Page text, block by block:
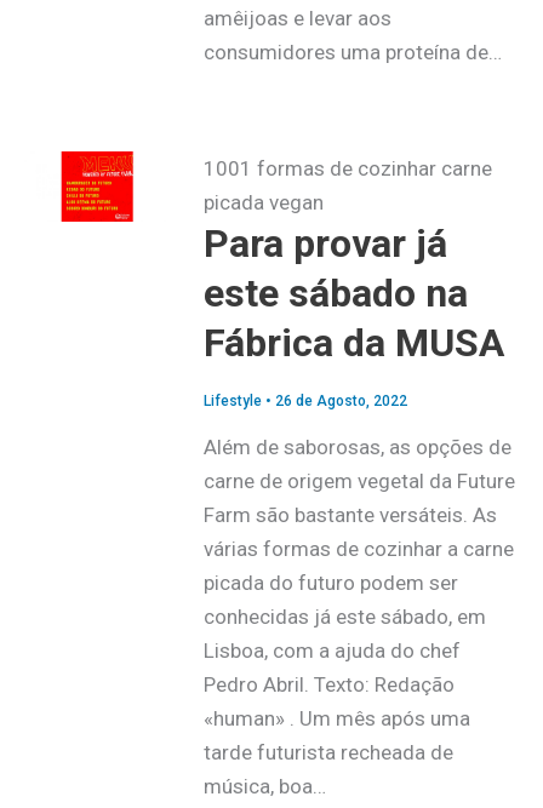
amêijoas e levar aos
consumidores uma proteína de…
1001 formas de cozinhar carne
picada vegan
Para provar já
este sábado na
Fábrica da MUSA
Lifestyle• 26 de Agosto, 2022
Além de saborosas, as opções de
carne de origem vegetal da Future
Farm são bastante versáteis. As
várias formas de cozinhar a carne
picada do futuro podem ser
conhecidas já este sábado, em
Lisboa, com a ajuda do chef
Pedro Abril. Texto: Redação
«human» . Um mês após uma
tarde futurista recheada de
música, boa…